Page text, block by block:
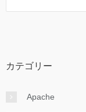
カテゴリー
Apache